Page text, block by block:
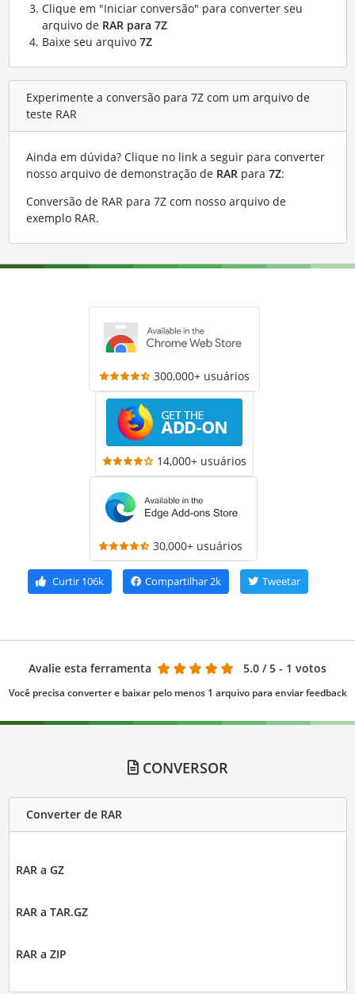
Clique em "Iniciar conversão" para converter seu
arquivo de RAR para 7Z
Baixe seu arquivo 7Z
Experimente a conversão para 7Z com um arquivo de
teste RAR
Ainda em dúvida? Clique no link a seguir para converter
nosso arquivo de demonstração de RAR para 7Z:
Conversão de RAR para 7Z com nosso arquivo de
exemplo RAR.
300,000+ usuários
14,000+ usuários
30,000+ usuários
Curtir 106k Compartilhar 2k Tweetar
Avalie esta ferramenta 5.0 / 5 - 1 votos
Você precisa converter e baixar pelo menos 1 arquivo para enviar feedback
CONVERSOR
Converter de RAR
RAR a GZ
RAR a TAR.GZ
RAR a ZIP